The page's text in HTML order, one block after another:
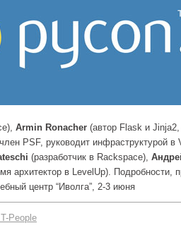
Armin Ronacher (автор Flask и
PSF, руководит инфраструктурой в
(разработчик в Rackspace),
архитектор в LevelUp). Подробности,
центр “Иволга”, 2-3 июня
IT-People